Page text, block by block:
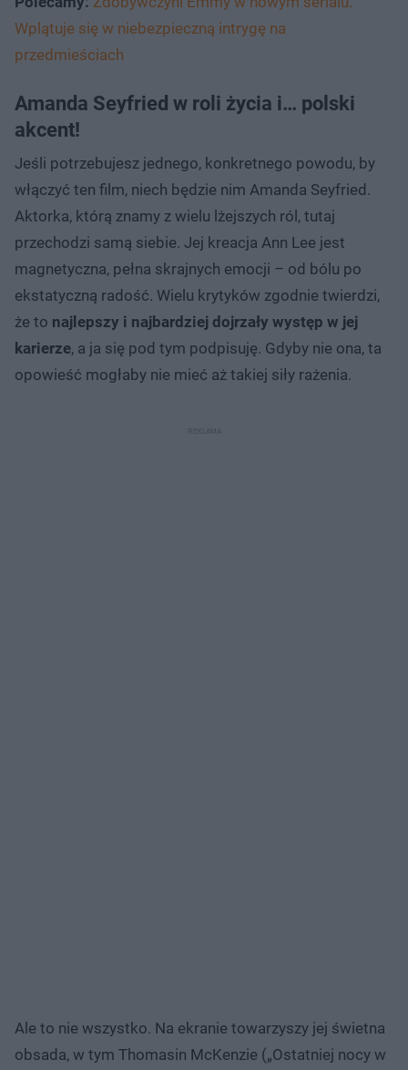
Wplątuje się w niebezpieczną intrygę na
przedmieściach
Amanda Seyfried w roli życia i… polski
akcent!
Jeśli potrzebujesz jednego, konkretnego powodu, by
włączyć ten film, niech będzie nim Amanda Seyfried.
Aktorka, którą znamy z wielu lżejszych ról, tutaj
przechodzi samą siebie. Jej kreacja Ann Lee jest
magnetyczna, pełna skrajnych emocji – od bólu po
ekstatyczną radość. Wielu krytyków zgodnie twierdzi,
że to najlepszy i najbardziej dojrzały występ w jej
karierze, a ja się pod tym podpisuję. Gdyby nie ona, ta
opowieść mogłaby nie mieć aż takiej siły rażenia.
Ale to nie wszystko. Na ekranie towarzyszy jej świetna
obsada, w tym Thomasin McKenzie („Ostatniej nocy w